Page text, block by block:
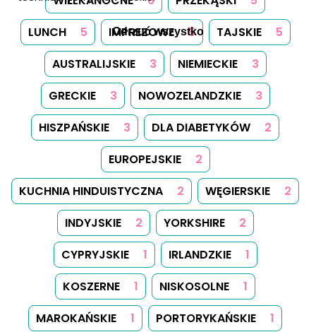
LUNCH
5 IMPREZOWE 5 TAJSKIE
5
AUSTRALIJSKIE
3 NIEMIECKIE
3
GRECKIE
3 NOWOZELANDZKIE
3
HISZPAŃSKIE
3 DLA DIABETYKÓW
2
EUROPEJSKIE
2
KUCHNIA HINDUISTYCZNA
2 WĘGIERSKIE
2
INDYJSKIE
2 YORKSHIRE
2
CYPRYJSKIE
1 IRLANDZKIE
1
KOSZERNE
1 NISKOSOLNE
1
MAROKAŃSKIE
1 PORTORYKAŃSKIE
1
Odrzuć wszystko